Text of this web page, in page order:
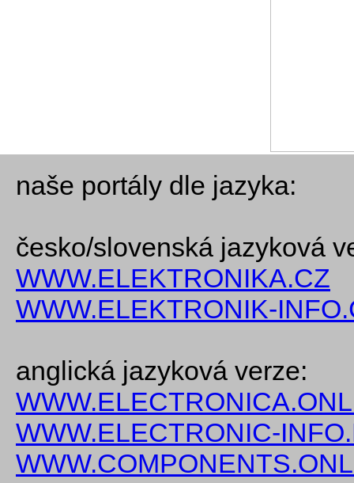
naše portály dle jazyka:
česko/slovenská jazyková
WWW.ELEKTRONIKA.CZ
WWW.ELEKTRONIK-
anglická jazyková verze:
WWW.ELECTRONIC-